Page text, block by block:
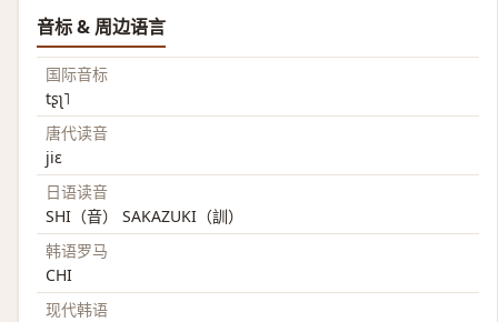
音标 & 周边语言
国际音标
tʂʅ˥
唐代读音
jiɛ
日语读音
SHI（音） SAKAZUKI（訓）
韩语罗马
CHI
现代韩语